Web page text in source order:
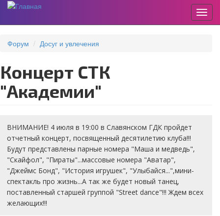
основному
Форум Досуг и увлечения
Концерт СТК
"Академии"
ВНИМАНИЕ! 4 июля в 19:00 в Славянском ГДК пройдет
отчетный концерт, посвященный десятилетию клуба!!!
Будут представлены парные номера "Маша и медведь",
"Скайфол", "Пираты"...массовые номера "Аватар",
"Джеймс Бонд", "История игрушек", "Улыбайся...",мини-
спектакль про жизнь...А так же будет новый танец,
поставленный старшей группой "Street dance"!!! Ждем всех
желающих!!!